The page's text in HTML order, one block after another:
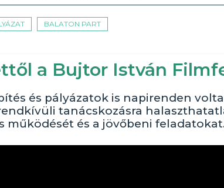
BALATON PART
a Bujtor István
és pályázatok is napirenden
tanácskozásra
működését és a jövőbeni